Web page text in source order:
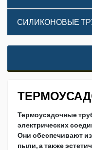
СИЛИКОНОВЫЕ
Термоусадочные
электрических
Они обеспечивают
пыли, а также